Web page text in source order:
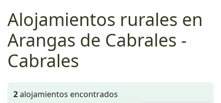
Alojamientos rurales en
Arangas de Cabrales -
Cabrales
2alojamientos encontrados